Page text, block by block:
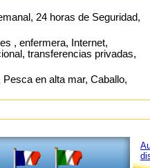
24 horas de Seguridad,
, enfermera, Internet,
transferencias privadas,
Pesca en alta mar, Caballo,